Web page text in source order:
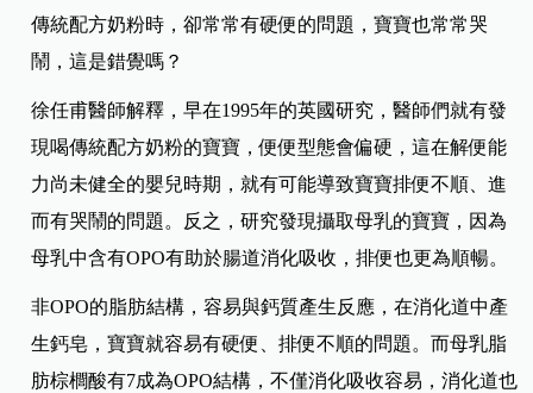
傳統配方奶粉時，卻常常有硬便的問題，寶寶也常常哭
鬧，這是錯覺嗎？
徐任甫醫師解釋，早在1995年的英國研究，醫師們就有發
現喝傳統配方奶粉的寶寶，便便型態會偏硬，這在解便能
力尚未健全的嬰兒時期，就有可能導致寶寶排便不順、進
而有哭鬧的問題。反之，研究發現攝取母乳的寶寶，因為
母乳中含有OPO有助於腸道消化吸收，排便也更為順暢。
非OPO的脂肪結構，容易與鈣質產生反應，在消化道中產
生鈣皂，寶寶就容易有硬便、排便不順的問題。而母乳脂
肪棕櫚酸有7成為OPO結構，不僅消化吸收容易，消化道也